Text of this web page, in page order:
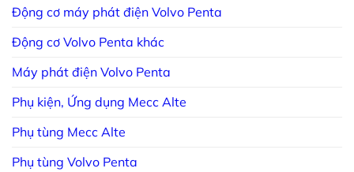
Động cơ máy phát điện Volvo Penta
Động cơ Volvo Penta khác
Máy phát điện Volvo Penta
Phụ kiện, Ứng dụng Mecc Alte
Phụ tùng Mecc Alte
Phụ tùng Volvo Penta